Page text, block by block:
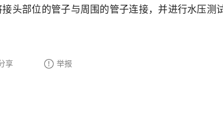
头部位的管子与周围的管子连接，并进行水压测
享 举报